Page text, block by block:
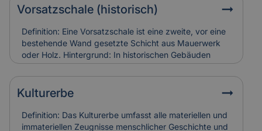
Verwendung. Alte Hufnägel sind oft handgeschmiedet
und zeugen von traditioneller Bauweise. Relevanz für
Versicherung: Korrodierte Hufnägel können
Holzschäden verursachen. Bei Restaurierungen
werden sie häufig ersetzt, was in die
Versicherungskalkulation denkmalgerechter
Sanierungen einfließt.
Vorsatzschale (historisch)
Definition: Eine Vorsatzschale ist eine zweite, vor eine
bestehende Wand gesetzte Schicht aus Mauerwerk
oder Holz. Hintergrund: In historischen Gebäuden
diente sie oft dem Witterungsschutz oder der
optischen Aufwertung einer Fassade. Heute wird sie
auch zur Verbesserung der Wärmedämmung genutzt.
historischen Vorsatzschalen können
Feuchtigkeitsschäden verursachen. Ihr Zustand wird
Kulturerbe
Definition: Das Kulturerbe umfasst alle materiellen und
immateriellen Zeugnisse menschlicher Geschichte und